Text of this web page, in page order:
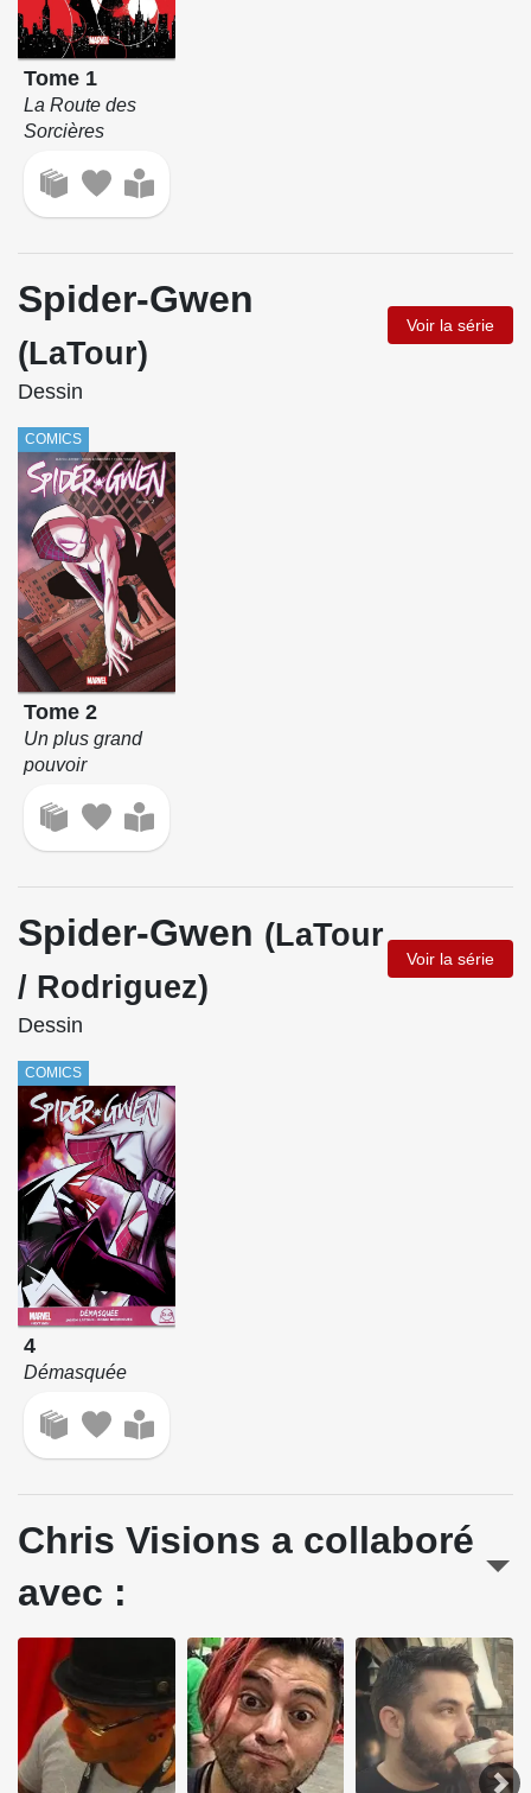
Tome 1
La Route des
Sorcières
Spider-Gwen
(LaTour)
Voir la série
Dessin
COMICS
Tome 2
Un plus grand
pouvoir
Spider-Gwen (LaTour
/ Rodriguez)
Voir la série
Dessin
COMICS
4
Démasquée
Chris Visions a collaboré
avec :